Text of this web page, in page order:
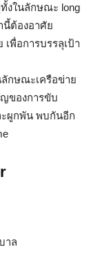
งในลักษณะ long
นี้ต้องอาศัย
พื่อการบรรลุเป้า
ลักษณะเครือข่าย
ของการขับ
ผูกพัน พบกันอีก
าล